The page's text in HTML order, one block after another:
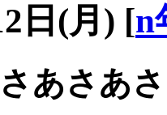
日(月) [n
あさあ